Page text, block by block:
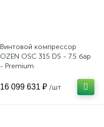
Винтовой компрессор
OZEN OSC 315 DS - 7.5 бар
- Premium
16 099 631 ₽ /шт